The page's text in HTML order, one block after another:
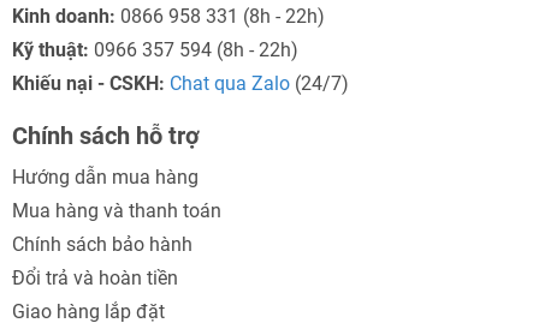
Kinh doanh: 0866 958 331 (8h - 22h)
Kỹ thuật: 0966 357 594 (8h - 22h)
Khiếu nại - CSKH: Chat qua Zalo (24/7)
Chính sách hỗ trợ
Hướng dẫn mua hàng
Mua hàng và thanh toán
Chính sách bảo hành
Đổi trả và hoàn tiền
Giao hàng lắp đặt